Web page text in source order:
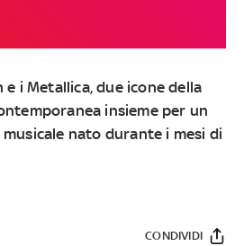
e i Metallica, due icone della
insieme per un
nato durante i mesi di
CONDIVIDI